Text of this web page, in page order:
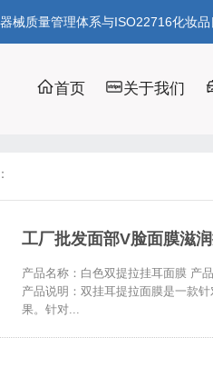
械质量管理体系与ISO22716化妆
首页 关于我们
工厂批发面部V脸面膜滋
产品名称：白色双提拉挂耳面膜 产
产品说明：双挂耳提拉面膜是一款
果。针对...